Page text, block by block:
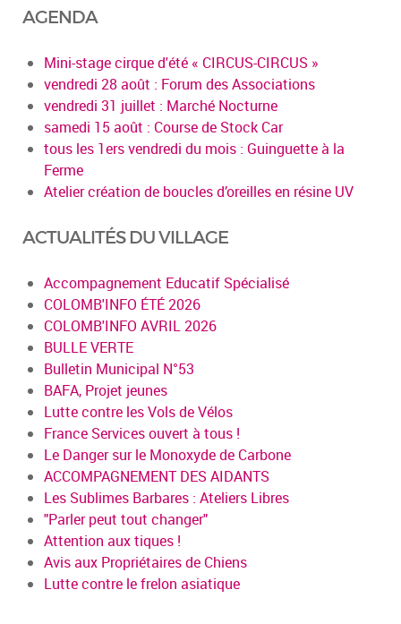
AGENDA
Mini-stage cirque d'été « CIRCUS-CIRCUS »
vendredi 28 août : Forum des Associations
vendredi 31 juillet : Marché Nocturne
samedi 15 août : Course de Stock Car
tous les 1ers vendredi du mois : Guinguette à la
Ferme
Atelier création de boucles d’oreilles en résine UV
ACTUALITÉS DU VILLAGE
Accompagnement Educatif Spécialisé
COLOMB'INFO ÉTÉ 2026
COLOMB'INFO AVRIL 2026
BULLE VERTE
Bulletin Municipal N°53
BAFA, Projet jeunes
Lutte contre les Vols de Vélos
France Services ouvert à tous !
Le Danger sur le Monoxyde de Carbone
ACCOMPAGNEMENT DES AIDANTS
Les Sublimes Barbares : Ateliers Libres
"Parler peut tout changer"
Attention aux tiques !
Avis aux Propriétaires de Chiens
Lutte contre le frelon asiatique